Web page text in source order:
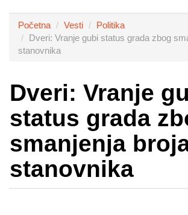
Početna Vesti
Politika
Dveri: Vranje gubi status grada zbog
stanovnika
Dveri: Vranje
status grada
smanjenja
stanovnika